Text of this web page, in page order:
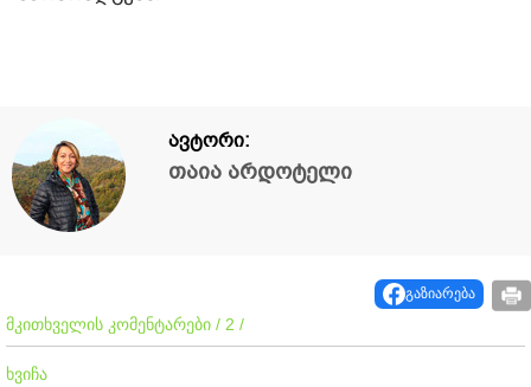
ავტორი:
თაია არდოტელი
გაზიარება
მკითხველის კომენტარები / 2 /
ხვიჩა